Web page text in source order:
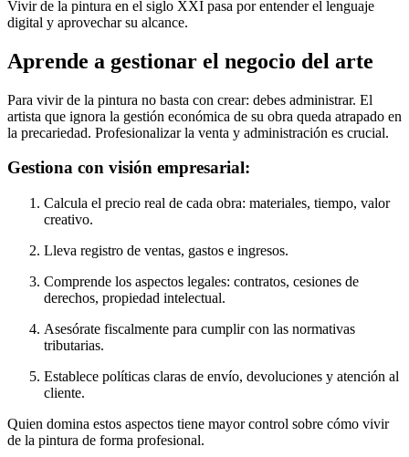
Vivir de la pintura en el siglo XXI pasa por entender el lenguaje
digital y aprovechar su alcance.
Aprende a gestionar el negocio del arte
Para vivir de la pintura no basta con crear: debes administrar. El
artista que ignora la gestión económica de su obra queda atrapado en
la precariedad. Profesionalizar la venta y administración es crucial.
Gestiona con visión empresarial:
Calcula el precio real de cada obra: materiales, tiempo, valor
creativo.
Lleva registro de ventas, gastos e ingresos.
Comprende los aspectos legales: contratos, cesiones de
derechos, propiedad intelectual.
Asesórate fiscalmente para cumplir con las normativas
tributarias.
Establece políticas claras de envío, devoluciones y atención al
cliente.
Quien domina estos aspectos tiene mayor control sobre cómo vivir
de la pintura de forma profesional.